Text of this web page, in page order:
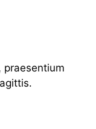
praesentium